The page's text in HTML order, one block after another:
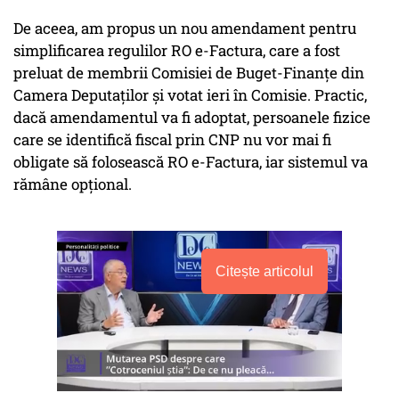
De aceea, am propus un nou amendament pentru
simplificarea regulilor RO e-Factura, care a fost
preluat de membrii Comisiei de Buget-Finanțe din
Camera Deputaților și votat ieri în Comisie. Practic,
dacă amendamentul va fi adoptat, persoanele fizice
care se identifică fiscal prin CNP nu vor mai fi
obligate să folosească RO e-Factura, iar sistemul va
rămâne opțional.
Citește articolul